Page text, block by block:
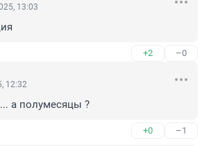
13:03
+2 –0
12:32
а полумесяцы ?
+0 –1